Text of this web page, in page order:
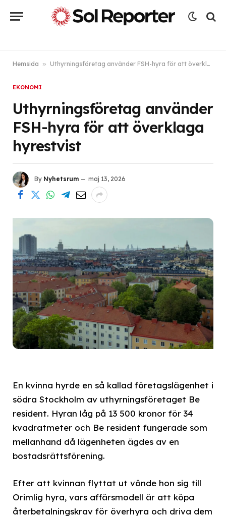
Hemsida » Uthyrningsföretag använder FSH-hyra för att överklaga hyrestvist
EKONOMI
Uthyrningsföretag använder
FSH-hyra för att överklaga
hyrestvist
By Nyhetsrum maj 13, 2026
En kvinna hyrde en så kallad företagslägenhet i
södra Stockholm av uthyrningsföretaget Be
resident. Hyran låg på 13 500 kronor för 34
kvadratmeter och Be resident fungerade som
mellanhand då lägenheten ägdes av en
bostadsrättsförening.
Efter att kvinnan flyttat ut vände hon sig till
Orimlig hyra, vars affärsmodell är att köpa
återbetalningskrav för överhyra och driva dem